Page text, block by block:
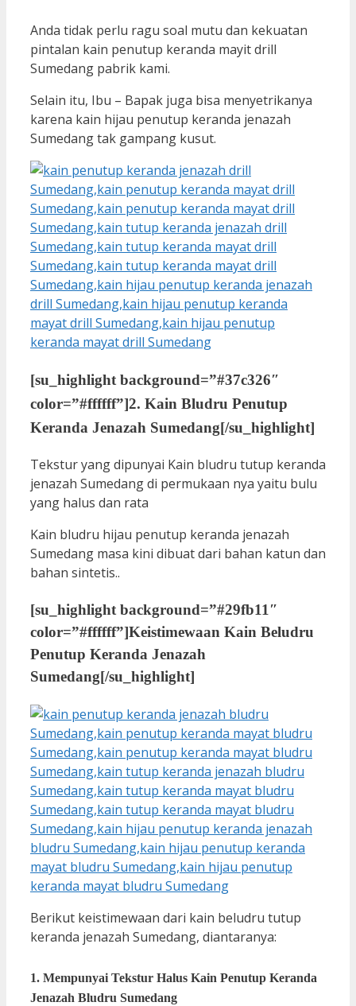
Anda tidak perlu ragu soal mutu dan kekuatan
pintalan kain penutup keranda mayit drill
Sumedang pabrik kami.
Selain itu, Ibu – Bapak juga bisa menyetrikanya
karena kain hijau penutup keranda jenazah
Sumedang tak gampang kusut.
[su_highlight background=”#37c326″
color=”#ffffff”]2. Kain Bludru Penutup
Keranda Jenazah Sumedang[/su_highlight]
Tekstur yang dipunyai Kain bludru tutup keranda
jenazah Sumedang di permukaan nya yaitu bulu
yang halus dan rata
Kain bludru hijau penutup keranda jenazah
Sumedang masa kini dibuat dari bahan katun dan
bahan sintetis..
[su_highlight background=”#29fb11″
color=”#ffffff”]Keistimewaan Kain Beludru
Penutup Keranda Jenazah
Sumedang[/su_highlight]
Berikut keistimewaan dari kain beludru tutup
keranda jenazah Sumedang, diantaranya:
1. Mempunyai Tekstur Halus Kain Penutup Keranda
Jenazah Bludru Sumedang